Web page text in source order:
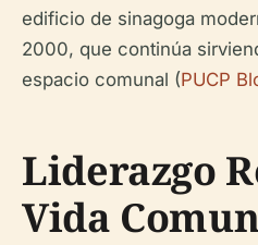
edificio de sinagoga
2000, que continúa
espacio comunal (PUCP
Liderazgo
Vida